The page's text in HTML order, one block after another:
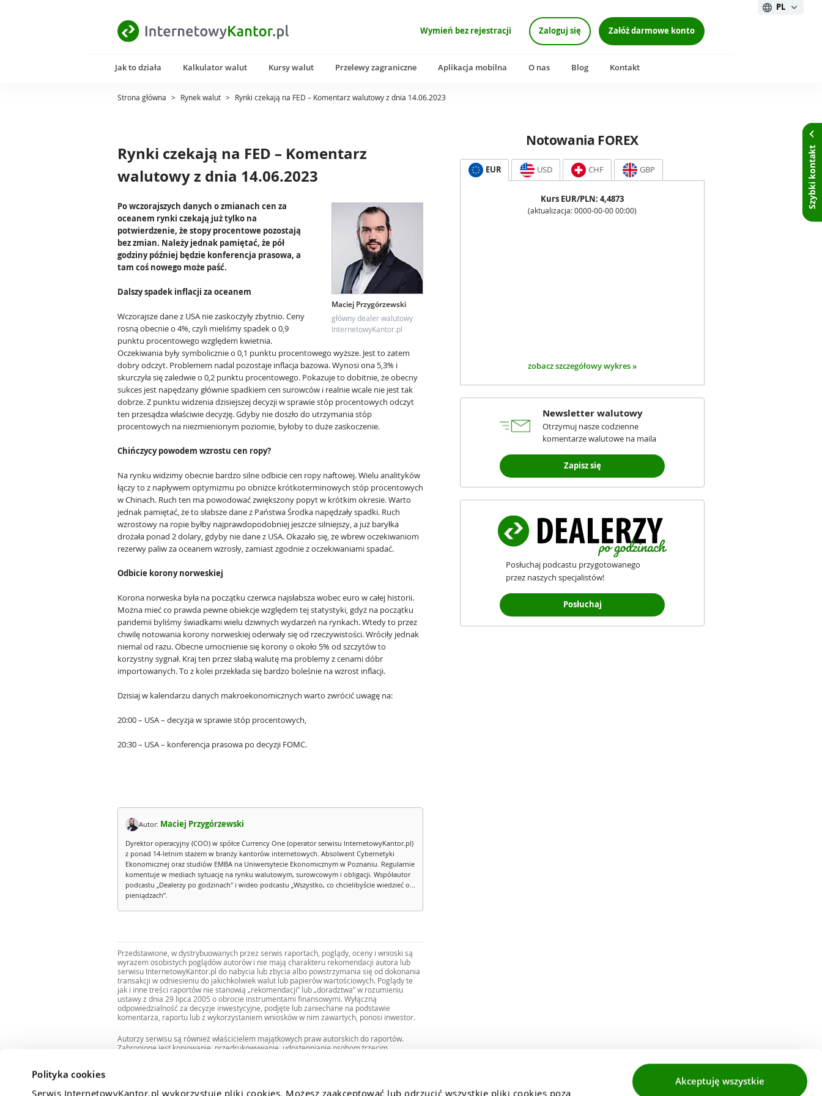
Polityka cookies
Serwis InternetowyKantor.pl wykorzystuje pliki cookies. Możesz zaakceptować lub odrzucić wszystkie pliki cookies poza
Akceptuję wszystkie
Wymień bez rejestracji Zaloguj się Załóż darmowe konto
PL
Jak to działa Kalkulator walut Kursy walut Przelewy zagraniczne Aplikacja mobilna O nas Blog Kontakt
Strona główna > Rynek walut > Rynki czekają na FED – Komentarz walutowy z dnia 14.06.2023
Rynki czekają na FED – Komentarz
walutowy z dnia 14.06.2023
Maciej Przygórzewski
główny dealer walutowy
InternetowyKantor.pl
Po wczorajszych danych o zmianach cen za
oceanem rynki czekają już tylko na
potwierdzenie, że stopy procentowe pozostają
bez zmian. Należy jednak pamiętać, że pół
godziny później będzie konferencja prasowa, a
tam coś nowego może paść.
Dalszy spadek inflacji za oceanem
Wczorajsze dane z USA nie zaskoczyły zbytnio. Ceny
rosną obecnie o 4%, czyli mieliśmy spadek o 0,9
punktu procentowego względem kwietnia.
Oczekiwania były symbolicznie o 0,1 punktu procentowego wyższe. Jest to zatem
dobry odczyt. Problemem nadal pozostaje inflacja bazowa. Wynosi ona 5,3% i
skurczyła się zaledwie o 0,2 punktu procentowego. Pokazuje to dobitnie, że obecny
sukces jest napędzany głównie spadkiem cen surowców i realnie wcale nie jest tak
dobrze. Z punktu widzenia dzisiejszej decyzji w sprawie stóp procentowych odczyt
ten przesądza właściwie decyzję. Gdyby nie doszło do utrzymania stóp
procentowych na niezmienionym poziomie, byłoby to duże zaskoczenie.
Chińczycy powodem wzrostu cen ropy?
Na rynku widzimy obecnie bardzo silne odbicie cen ropy naftowej. Wielu analityków
łączy to z napływem optymizmu po obniżce krótkoterminowych stóp procentowych
w Chinach. Ruch ten ma powodować zwiększony popyt w krótkim okresie. Warto
jednak pamiętać, że to słabsze dane z Państwa Środka napędzały spadki. Ruch
wzrostowy na ropie byłby najprawdopodobniej jeszcze silniejszy, a już baryłka
drożała ponad 2 dolary, gdyby nie dane z USA. Okazało się, że wbrew oczekiwaniom
rezerwy paliw za oceanem wzrosły, zamiast zgodnie z oczekiwaniami spadać.
Odbicie korony norweskiej
Korona norweska była na początku czerwca najsłabsza wobec euro w całej historii.
Można mieć co prawda pewne obiekcje względem tej statystyki, gdyż na początku
pandemii byliśmy świadkami wielu dziwnych wydarzeń na rynkach. Wtedy to przez
chwilę notowania korony norweskiej oderwały się od rzeczywistości. Wróciły jednak
niemal od razu. Obecne umocnienie się korony o około 5% od szczytów to
korzystny sygnał. Kraj ten przez słabą walutę ma problemy z cenami dóbr
importowanych. To z kolei przekłada się bardzo boleśnie na wzrost inflacji.
Dzisiaj w kalendarzu danych makroekonomicznych warto zwrócić uwagę na:
20:00 – USA – decyzja w sprawie stóp procentowych,
20:30 – USA – konferencja prasowa po decyzji FOMC.
Autor: Maciej Przygórzewski
Dyrektor operacyjny (COO) w spółce Currency One (operator serwisu InternetowyKantor.pl)
z ponad 14-letnim stażem w branży kantorów internetowych. Absolwent Cybernetyki
Ekonomicznej oraz studiów EMBA na Uniwersytecie Ekonomicznym w Poznaniu. Regularnie
komentuje w mediach sytuację na rynku walutowym, surowcowym i obligacji. Współautor
podcastu „Dealerzy po godzinach" i wideo podcastu „Wszystko, co chcielibyście wiedzieć o...
pieniądzach”.
Przedstawione, w dystrybuowanych przez serwis raportach, poglądy, oceny i wnioski są
wyrazem osobistych poglądów autorów i nie mają charakteru rekomendacji autora lub
serwisu InternetowyKantor.pl do nabycia lub zbycia albo powstrzymania się od dokonania
transakcji w odniesieniu do jakichkolwiek walut lub papierów wartościowych. Poglądy te
jak i inne treści raportów nie stanowią „rekomendacji” lub „doradztwa” w rozumieniu
ustawy z dnia 29 lipca 2005 o obrocie instrumentami finansowymi. Wyłączną
odpowiedzialność za decyzje inwestycyjne, podjęte lub zaniechane na podstawie
komentarza, raportu lub z wykorzystaniem wniosków w nim zawartych, ponosi inwestor.
Autorzy serwisu są również właścicielem majątkowych praw autorskich do raportów.
Zabronione jest kopiowanie, przedrukowywanie, udostępnianie osobom trzecim
Notowania FOREX
EUR USD CHF GBP
Kurs EUR/PLN: 4,4873
(aktualizacja: 0000-00-00 00:00)
zobacz szczegółowy wykres »
Newsletter walutowy
Otrzymuj nasze codzienne
komentarze walutowe na maila
Zapisz się
Posłuchaj podcastu przygotowanego
przez naszych specjalistów!
Posłuchaj
Szybki kontakt